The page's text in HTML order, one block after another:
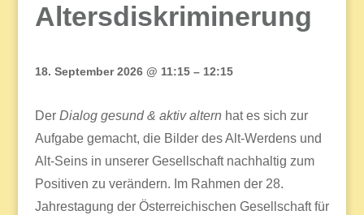
Altersdiskriminerung
18. September 2026 @ 11:15 – 12:15
Der Dialog gesund & aktiv altern hat es sich zur
Aufgabe gemacht, die Bilder des Alt-Werdens und
Alt-Seins in unserer Gesellschaft nachhaltig zum
Positiven zu verändern. Im Rahmen der 28.
Jahrestagung der Österreichischen Gesellschaft für